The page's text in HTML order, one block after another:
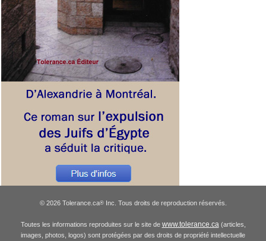
© 2026 Tolerance.ca®Inc. Tous droits de reproduction réservés.
Toutes les informations reproduites sur le site de www.tolerance.ca(articles,
images, photos, logos) sont protégées par des droits de propriété intellectuelle